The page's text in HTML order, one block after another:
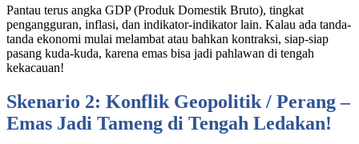
Pantau terus angka GDP (Produk Domestik Bruto), tingkat
pengangguran, inflasi, dan indikator-indikator lain. Kalau ada tanda-
tanda ekonomi mulai melambat atau bahkan kontraksi, siap-siap
pasang kuda-kuda, karena emas bisa jadi pahlawan di tengah
kekacauan!
Skenario 2: Konflik Geopolitik / Perang –
Emas Jadi Tameng di Tengah Ledakan!